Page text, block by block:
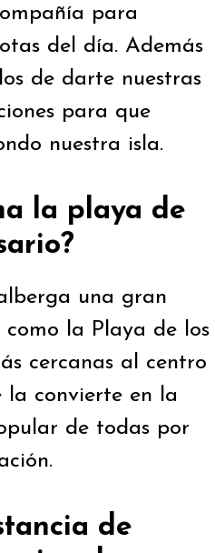
para
del día. Además
de darte nuestras
para que
nuestra isla.
la playa de
una gran
la Playa de los
cercanas al centro
la convierte en la
de todas por
de